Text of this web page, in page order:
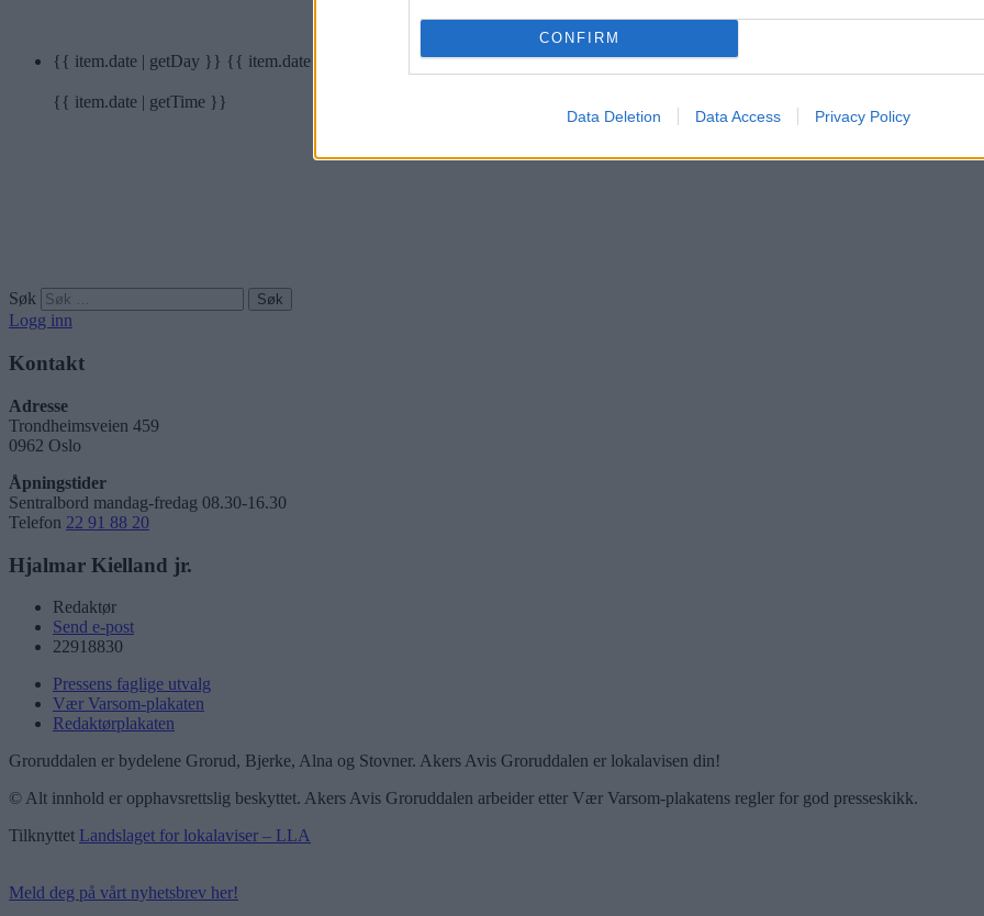
CONFIRM
Data Deletion Data Access Privacy Policy
{{ item.date | getDay }} {{ item.date | getMonth }}
{{ item.date | getTime }}
Søk
Logg inn
Kontakt
Adresse
Trondheimsveien 459
0962 Oslo
Åpningstider
Sentralbord mandag-fredag 08.30-16.30
Telefon 22 91 88 20
Hjalmar Kielland jr.
Redaktør
Send e-post
22918830
Pressens faglige utvalg
Vær Varsom-plakaten
Redaktørplakaten
Groruddalen er bydelene Grorud, Bjerke, Alna og Stovner. Akers Avis Groruddalen er lokalavisen din!
© Alt innhold er opphavsrettslig beskyttet. Akers Avis Groruddalen arbeider etter Vær Varsom-plakatens regler for god presseskikk.
Tilknyttet Landslaget for lokalaviser – LLA
Meld deg på vårt nyhetsbrev her!